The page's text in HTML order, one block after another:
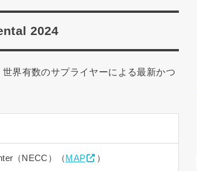
2024
界有数のサプライヤーによる最新かつ
（NECC）（MAP ）